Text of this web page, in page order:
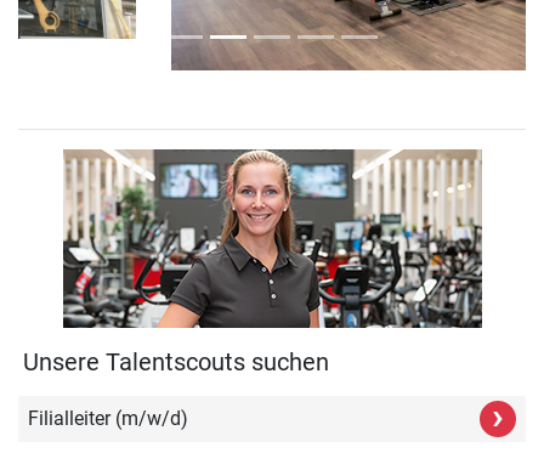
Unsere Talentscouts suchen
Filialleiter (m/w/d) ›